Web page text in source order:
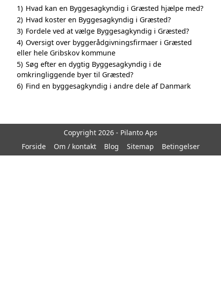
1) Hvad kan en Byggesagkyndig i Græsted hjælpe med?
2) Hvad koster en Byggesagkyndig i Græsted?
3) Fordele ved at vælge Byggesagkyndig i Græsted?
4) Oversigt over byggerådgivningsfirmaer i Græsted
eller hele Gribskov kommune
5) Søg efter en dygtig Byggesagkyndig i de
omkringliggende byer til Græsted?
6) Find en byggesagkyndig i andre dele af Danmark
Copyright 2026 - Pilanto Aps
Forside
Om / kontakt Blog Sitemap Betingelser